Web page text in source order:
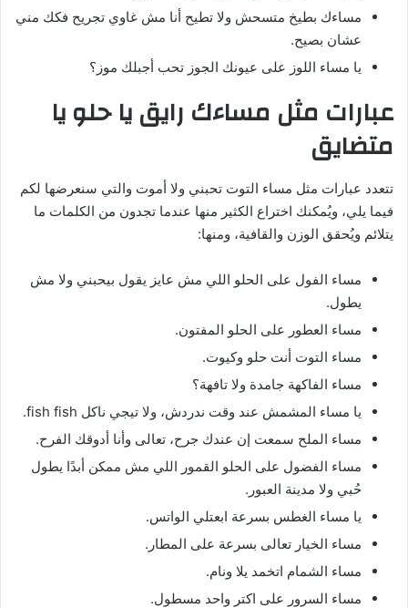
مساءك بطيخ متسحش ولا تطيح أنا مش غاوي تجريح فكك مني
عشان بصيح.
يا مساء اللوز على عيونك الجوز تحب أجبلك موز؟
عبارات مثل مساءك رايق يا حلو يا
متضايق
تتعدد عبارات مثل مساء التوت تحبني ولا أموت والتي سنعرضها لكم
فيما يلي، ويُمكنك اختراع الكثير منها عندما تجدون من الكلمات ما
يتلائم ويُحقق الوزن والقافية، ومنها:
مساء الفول على الحلو اللي مش عايز يقول بيحبني ولا مش
يطول.
مساء العطور على الحلو المفتون.
مساء التوت أنت حلو وكيوت.
مساء الفاكهة جامدة ولا تافهة؟
يا مساء المشمش عند وقت ندردش، ولا تيجي ناكل fish fish.
مساء الملح سمعت إن عندك جرح، تعالى وأنا أدوقك الفرح.
مساء الفضول على الحلو القمور اللي مش ممكن أبدًا يطول
حُبي ولا مدينة العبور.
يا مساء الغطس بسرعة ابعتلي الواتس.
مساء الخيار تعالى بسرعة على المطار.
مساء الشمام اتخمد يلا ونام.
مساء السرور على اكتر واحد مسطول.